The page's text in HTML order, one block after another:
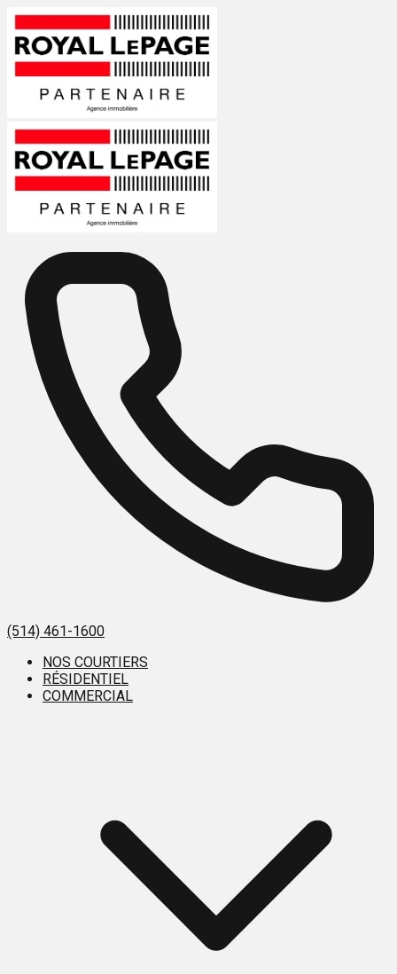
(514) 461-1600
NOS COURTIERS
RÉSIDENTIEL
COMMERCIAL